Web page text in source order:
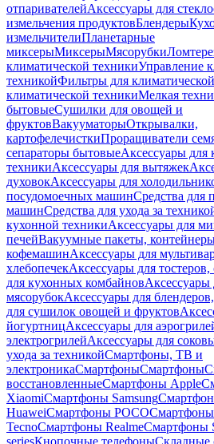
отпаривателейАксессуары для
измельчения продуктовБлендеры
измельчителиПланетарные
миксерыМиксерыМясорубки
климатической техникиУправление
техникойФильтры для
климатической техникиМелкая
бытовыеСушилки для овощей и
фруктовВакууматорыОткрывалки,
картофелечисткиПроращиватели
сепараторы бытовыеАксессуары для
техникиАксессуары для вытяжек
духовокАксессуары для
посудомоечных машинСредства для
машинСредства для ухода за
кухонной техникиАксессуары для
печейВакуумные пакеты,
кофемашинАксессуары для
хлебопечекАксессуары для
для кухонных комбайновАксессуары
мясорубокАксессуары для
для сушилок овощей и фруктов
йогуртницАксессуары для
электрогрилейАксессуары для
ухода за техникойСмартфоны, ТВ и
электроникаСмартфоныСмартфоны
восстановленныеСмартфоны Apple
XiaomiСмартфоны Samsung
HuaweiСмартфоны POCO
TecnoСмартфоны RealmeСмартфоны
seriesКнопочные телефоныСкладные